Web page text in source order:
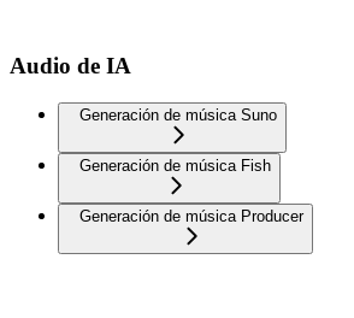
Audio de IA
Generación de música Suno
Generación de música Fish
Generación de música Producer